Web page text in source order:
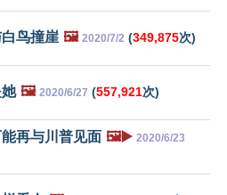
鸟撞崖 🖼️ 2020/7/2 (349,875次)
🖼️ 2020/6/27 (557,921次)
再与川普见面 🖼️▶️ 2020/6/23